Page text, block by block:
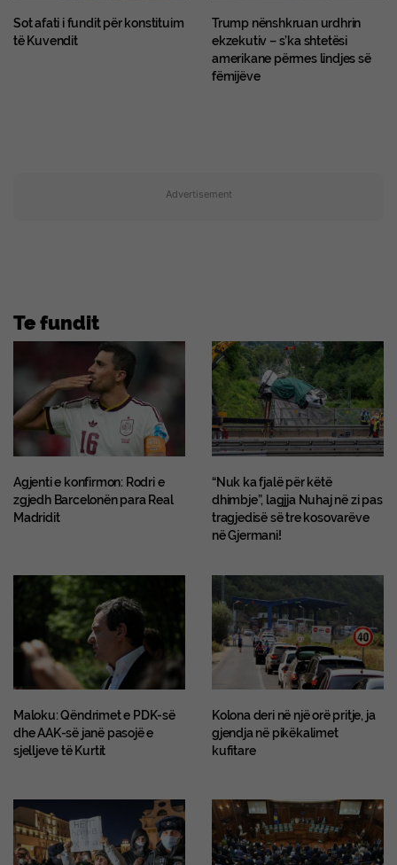
Sot afati i fundit për konstituim
të Kuvendit
Trump nënshkruan urdhrin
ekzekutiv – s’ka shtetësi
amerikane përmes lindjes së
fëmijëve
Advertisement
Te fundit
Agjenti e konfirmon: Rodri e
zgjedh Barcelonën para Real
Madridit
“Nuk ka fjalë për këtë
dhimbje”, lagjja Nuhaj në zi pas
tragjedisë së tre kosovarëve
në Gjermani!
Maloku: Qëndrimet e PDK-së
dhe AAK-së janë pasojë e
sjelljeve të Kurtit
Kolona deri në një orë pritje, ja
gjendja në pikëkalimet
kufitare